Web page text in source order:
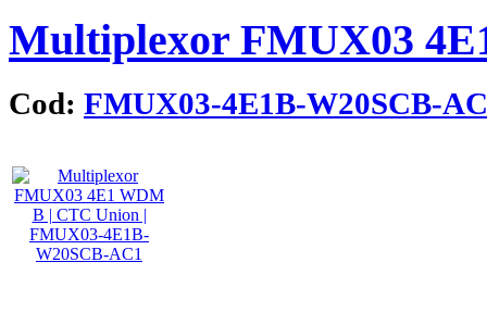
Multiplexor FMUX03
Cod: FMUX03-4E1B-W20SCB-